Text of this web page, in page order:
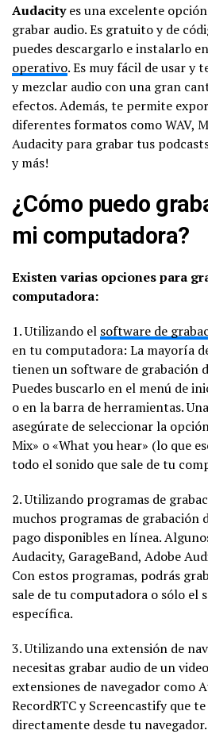
Audacityes una excelente
grabar audio. Es gratuito y de
puedes descargarlo e instalarlo
operativo. Es muy fácil de usar y
y mezclar audio con una gran
efectos. Además, te permite
diferentes formatos como WAV,
Audacity para grabar tus
y más!
¿Cómo puedo
mi computadora?
Existen varias opciones para
computadora:
1. Utilizando el software de
en tu computadora: La mayoría
tienen un software de grabación
Puedes buscarlo en el menú de
o en la barra de herramientas.
asegúrate de seleccionar la
Mix» o «What you hear» (lo que
todo el sonido que sale de tu
2. Utilizando programas de
muchos programas de grabación
pago disponibles en línea.
Audacity, GarageBand, Adobe
Con estos programas, podrás
sale de tu computadora o sólo el
específica.
3. Utilizando una extensión de
necesitas grabar audio de un
extensiones de navegador como
RecordRTC y Screencastify que
directamente desde tu navegador.